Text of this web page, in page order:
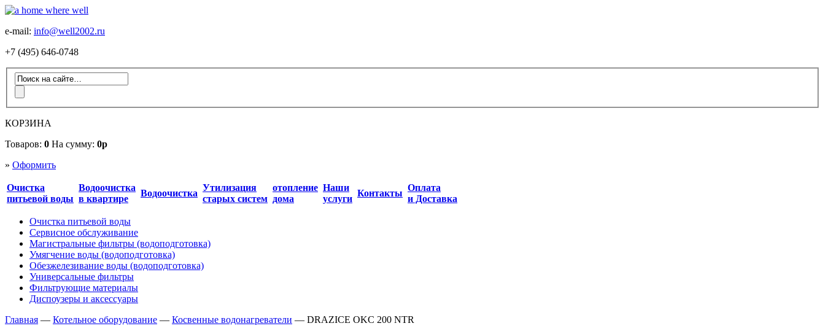
e-mail: info@well2002.ru
+7 (495) 646-0748
КОРЗИНА
Товаров: 0 На сумму: 0р
» Оформить
Очистка
питьевой воды
Водоочистка
в квартире
Водоочистка
Утилизация
старых систем
отопление
дома
Наши
услуги
Контакты
Оплата
и Доставка
Очистка питьевой воды
Сервисное обслуживание
Магистральные фильтры (водоподготовка)
Умягчение воды (водоподготовка)
Обезжелезивание воды (водоподготовка)
Универсальные фильтры
Фильтрующие материалы
Диспоузеры и аксессуары
Главная — Котельное оборудование — Косвенные водонагреватели — DRAZICE OKC 200 NTR